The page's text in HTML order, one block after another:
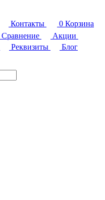
Контакты 0 Корзина
Сравнение
Акции
Реквизиты
Блог